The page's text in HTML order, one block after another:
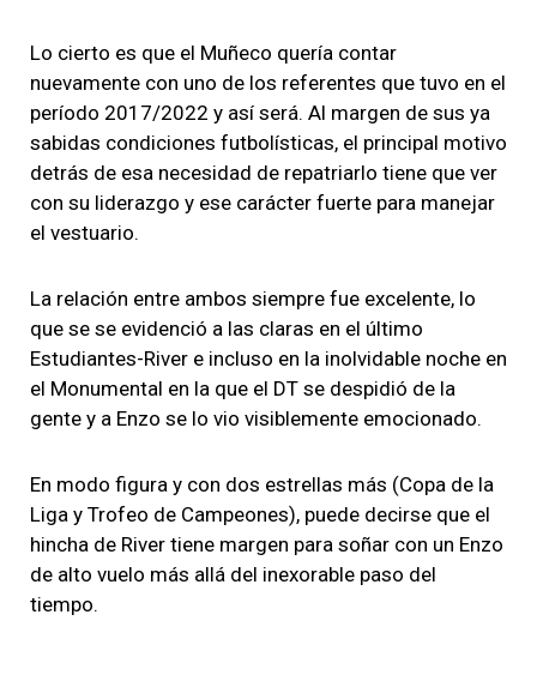
Lo cierto es que el Muñeco quería contar
nuevamente con uno de los referentes que tuvo en el
período 2017/2022 y así será. Al margen de sus ya
sabidas condiciones futbolísticas, el principal motivo
detrás de esa necesidad de repatriarlo tiene que ver
con su liderazgo y ese carácter fuerte para manejar
el vestuario.
La relación entre ambos siempre fue excelente, lo
que se se evidenció a las claras en el último
Estudiantes-River e incluso en la inolvidable noche en
el Monumental en la que el DT se despidió de la
gente y a Enzo se lo vio visiblemente emocionado.
En modo figura y con dos estrellas más (Copa de la
Liga y Trofeo de Campeones), puede decirse que el
hincha de River tiene margen para soñar con un Enzo
de alto vuelo más allá del inexorable paso del
tiempo.